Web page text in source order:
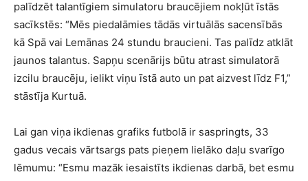
palīdzēt talantīgiem simulatoru braucējiem nokļūt īstās
sacīkstēs: “Mēs piedalāmies tādās virtuālās sacensībās
kā Spā vai Lemānas 24 stundu braucieni. Tas palīdz atklāt
jaunos talantus. Sapņu scenārijs būtu atrast simulatorā
izcilu braucēju, ielikt viņu īstā auto un pat aizvest līdz F1,”
stāstīja Kurtuā.
Lai gan viņa ikdienas grafiks futbolā ir saspringts, 33
gadus vecais vārtsargs pats pieņem lielāko daļu svarīgo
lēmumu: “Esmu mazāk iesaistīts ikdienas darbā, bet esmu